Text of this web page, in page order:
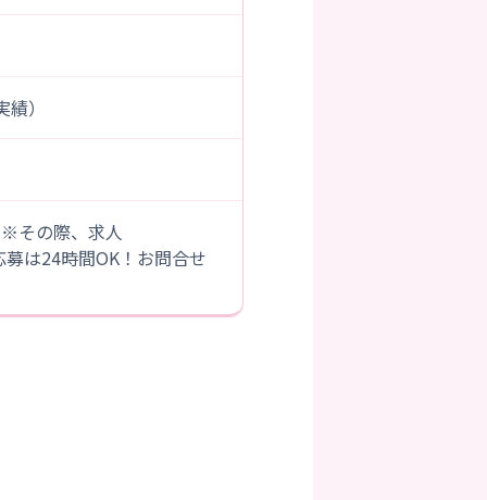
）
その際、求人
は24時間OK！お問合せ